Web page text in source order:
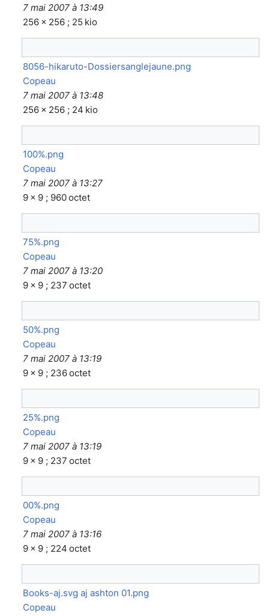
7 mai 2007 à 13:49
256 × 256 ; 25 kio
8056-hikaruto-Dossiersanglejaune.png
Copeau
7 mai 2007 à 13:48
256 × 256 ; 24 kio
100%.png
Copeau
7 mai 2007 à 13:27
9 × 9 ; 960 octet
75%.png
Copeau
7 mai 2007 à 13:20
9 × 9 ; 237 octet
50%.png
Copeau
7 mai 2007 à 13:19
9 × 9 ; 236 octet
25%.png
Copeau
7 mai 2007 à 13:19
9 × 9 ; 237 octet
00%.png
Copeau
7 mai 2007 à 13:16
9 × 9 ; 224 octet
Books-aj.svg aj ashton 01.png
Copeau